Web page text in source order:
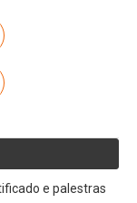
e palestras